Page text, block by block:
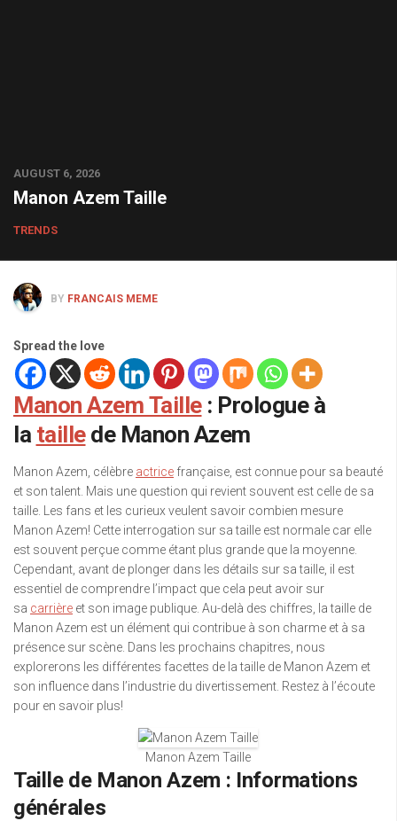
AUGUST 6, 2026
Manon Azem Taille
TRENDS
BY FRANCAIS MEME
Spread the love
Manon Azem Taille: Prologue à
la taillede Manon Azem
Manon Azem, célèbre actrice française, est connue pour sa beauté
et son talent. Mais une question qui revient souvent est celle de sa
taille. Les fans et les curieux veulent savoir combien mesure
Manon Azem! Cette interrogation sur sa taille est normale car elle
est souvent perçue comme étant plus grande que la moyenne.
Cependant, avant de plonger dans les détails sur sa taille, il est
essentiel de comprendre l’impact que cela peut avoir sur
sa carrière et son image publique. Au-delà des chiffres, la taille de
Manon Azem est un élément qui contribue à son charme et à sa
présence sur scène. Dans les prochains chapitres, nous
explorerons les différentes facettes de la taille de Manon Azem et
son influence dans l’industrie du divertissement. Restez à l’écoute
pour en savoir plus!
Manon Azem Taille
Taille de Manon Azem : Informations
générales